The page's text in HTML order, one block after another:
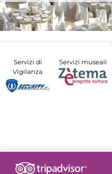
Servizi di
Vigilanza
Servizi museali